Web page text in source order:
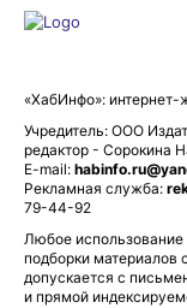
«ХабИнфо»: интернет-
Учредитель: ООО
редактор - Сорокина
E-mail:
Рекламная служба:
79-44-92
Любое использование
подборки материалов
допускается с
и прямой